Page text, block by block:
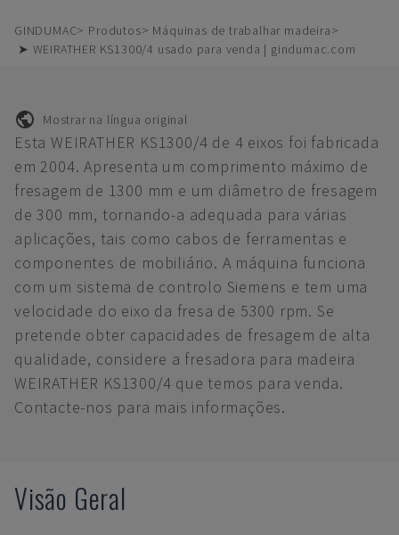
GINDUMAC Produtos
Máquinas de trabalhar madeira
➤ WEIRATHER KS1300/4 usado para venda | gindumac.com
Mostrar na língua original
Esta WEIRATHER KS1300/4 de 4 eixos foi fabricada
em 2004. Apresenta um comprimento máximo de
fresagem de 1300 mm e um diâmetro de fresagem
de 300 mm, tornando-a adequada para várias
aplicações, tais como cabos de ferramentas e
componentes de mobiliário. A máquina funciona
com um sistema de controlo Siemens e tem uma
velocidade do eixo da fresa de 5300 rpm. Se
pretende obter capacidades de fresagem de alta
qualidade, considere a fresadora para madeira
WEIRATHER KS1300/4 que temos para venda.
Contacte-nos para mais informações.
Visão Geral